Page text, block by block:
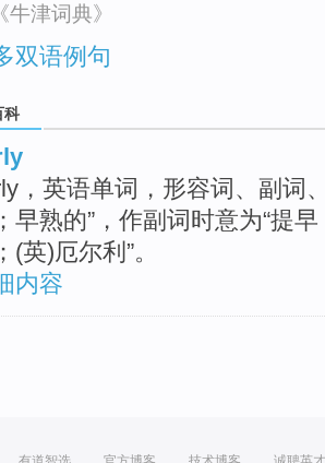
《牛津词典》
双语例句
科
，英语单词，形容词、副词
早熟的”，作副词时意为“提
(英)厄尔利”。
内容